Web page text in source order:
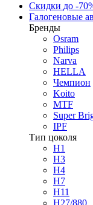
Скидки до -
Галогеновые
Бренды
Osram
Philips
Narva
HELLA
Чемпион
Koito
MTF
Super
IPF
Тип цоколя
H1
H3
H4
H7
H11
H27/880